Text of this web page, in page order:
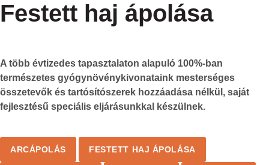
Festett haj ápolása
A több évtizedes tapasztalaton alapuló 100%-ban
természetes gyógynövénykivonataink mesterséges
összetevők és tartósítószerek hozzáadása nélkül, saját
fejlesztésű speciális eljárásunkkal készülnek.
ARCÁPOLÁS FESTETT HAJ ÁPOLÁSA